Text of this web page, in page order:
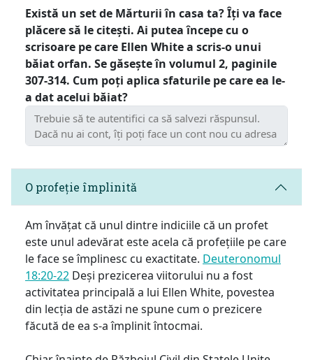
Există un set de Mărturii în casa ta? Îți va face
plăcere să le citești. Ai putea începe cu o
scrisoare pe care Ellen White a scris-o unui
băiat orfan. Se găsește în volumul 2, paginile
307-314. Cum poți aplica sfaturile pe care ea le-
a dat acelui băiat?
O profeție împlinită
Am învățat că unul dintre indiciile că un profet
este unul adevărat este acela că profețiile pe care
le face se împlinesc cu exactitate. Deuteronomul
18:20-22 Deși prezicerea viitorului nu a fost
activitatea principală a lui Ellen White, povestea
din lecția de astăzi ne spune cum o prezicere
făcută de ea s-a împlinit întocmai.